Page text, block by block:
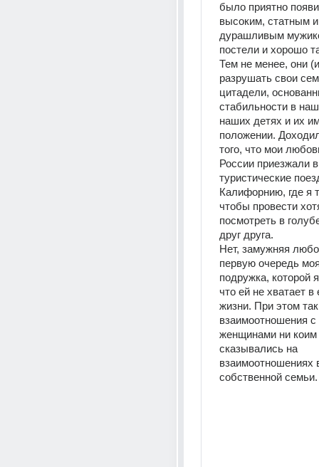
было приятно
высоким, статным
дурашливым
постели и хорошо
Тем не менее, они
разрушать свои
цитадели,
стабильности в
наших детях и их
положении.
того, что мои
России приезжали в
туристические
Калифорнию, где я
чтобы провести
посмотреть в
друг друга.
Нет, замужняя
первую очередь
подружка, которой
что ей не хватает в
жизни. При этом
взаимоотношения с
женщинами ни коим
сказывались на
взаимоотношениях
собственной